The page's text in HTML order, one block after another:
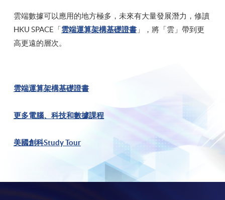
雲端數據可以應用的地方極多，未來有大量發展潛力，修讀
HKU SPACE「雲端運算架構基礎證書 」，將「雲」帶到更
高更遠的層次。
雲端運算架構基礎證書
更多電腦、科技和數據課程
美國創科Study Tour